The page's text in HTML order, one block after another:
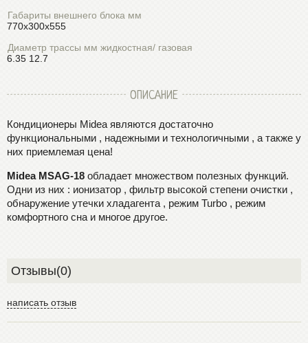
Габариты внешнего блока мм
770x300x555
Диаметр трассы мм жидкостная/ газовая
6.35 12.7
ОПИСАНИЕ
Кондиционеры Midea являются достаточно
функциональными , надежными и технологичными , а также у
них приемлемая цена!
Midea MSAG-18 обладает множеством полезных функций.
Одни из них : ионизатор , фильтр высокой степени очистки ,
обнаружение утечки хладагента , режим Turbo , режим
комфортного сна и многое другое.
Отзывы(0)
написать отзыв